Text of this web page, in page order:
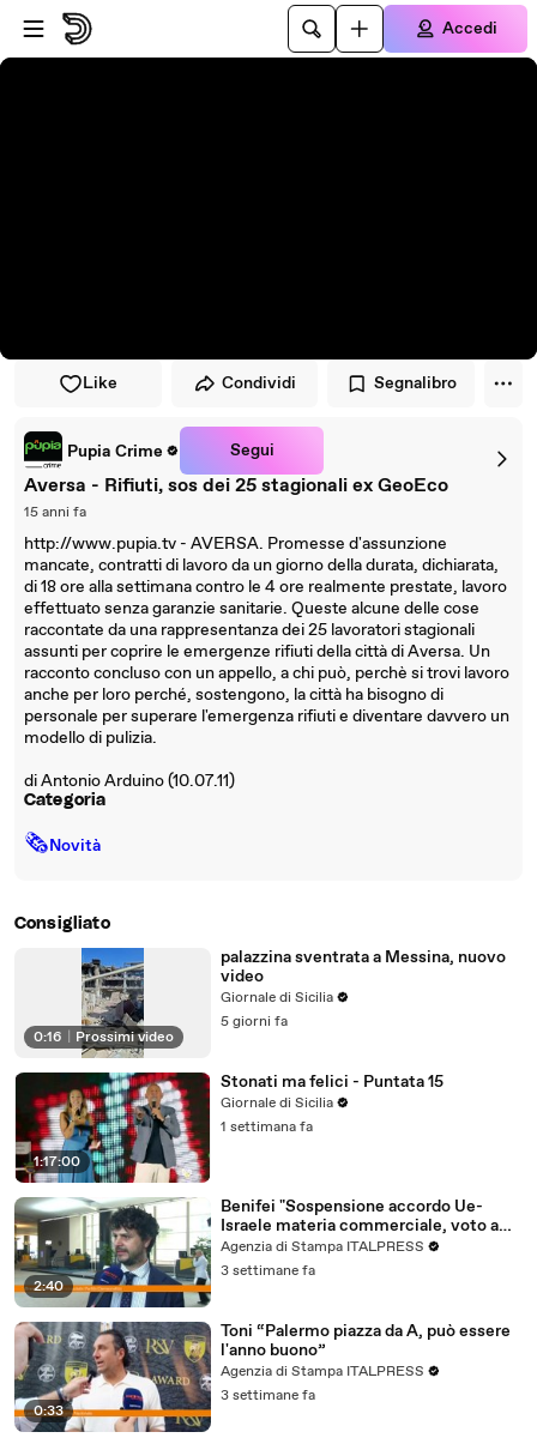
Vai al lettore
Passa al contenuto principale
Accedi
Like Condividi Segnalibro
Pupia Crime Segui
Aversa - Rifiuti, sos dei 25 stagionali ex GeoEco
15 anni fa
http://www.pupia.tv - AVERSA. Promesse d'assunzione
mancate, contratti di lavoro da un giorno della durata, dichiarata,
di 18 ore alla settimana contro le 4 ore realmente prestate, lavoro
effettuato senza garanzie sanitarie. Queste alcune delle cose
raccontate da una rappresentanza dei 25 lavoratori stagionali
assunti per coprire le emergenze rifiuti della città di Aversa. Un
racconto concluso con un appello, a chi può, perchè si trovi lavoro
anche per loro perché, sostengono, la città ha bisogno di
personale per superare l'emergenza rifiuti e diventare davvero un
modello di pulizia.
di Antonio Arduino (10.07.11)
Categoria
🗞Novità
Consigliato
0:16 Prossimi video
palazzina sventrata a Messina, nuovo
video
Giornale di Sicilia
5 giorni fa
1:17:00
Stonati ma felici - Puntata 15
Giornale di Sicilia
1 settimana fa
2:40
Benifei "Sospensione accordo Ue-
Israele materia commerciale, voto a
maggioranza"
Agenzia di Stampa ITALPRESS
3 settimane fa
0:33
Toni “Palermo piazza da A, può essere
l'anno buono”
Agenzia di Stampa ITALPRESS
3 settimane fa